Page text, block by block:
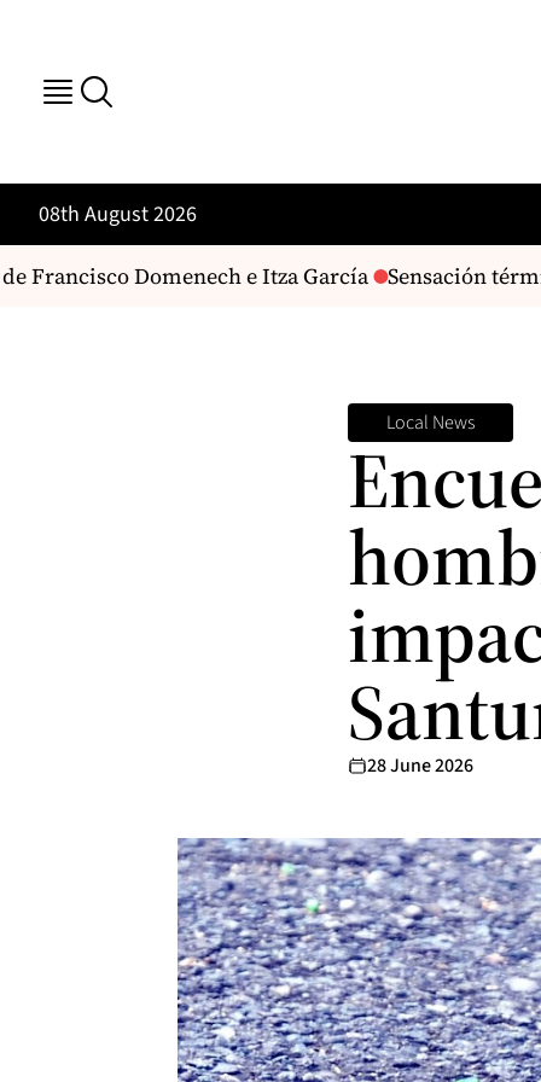
08th August 2026
Domenech e Itza García Sensación
Local News
28 June 2026